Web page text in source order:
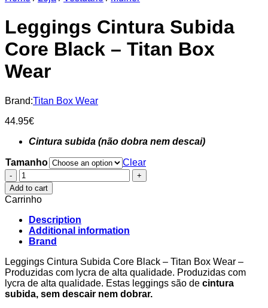
Leggings Cintura Subida
Core Black – Titan Box
Wear
Brand:Titan Box Wear
44.95€
Cintura subida (não dobra nem descai)
Tamanho
Clear
Leggings
Cintura
Subida
Core
Black
–
Titan
Box
Wear
quantity
Add to cart
Carrinho
Description
Additional information
Brand
Leggings Cintura Subida Core Black – Titan Box Wear –
Produzidas com lycra de alta qualidade. Produzidas com
lycra de alta qualidade. Estas leggings são de cintura
subida, sem descair nem dobrar.